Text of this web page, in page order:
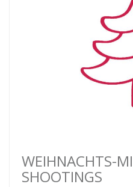
WEIHNACHTS-
SHOOTINGS